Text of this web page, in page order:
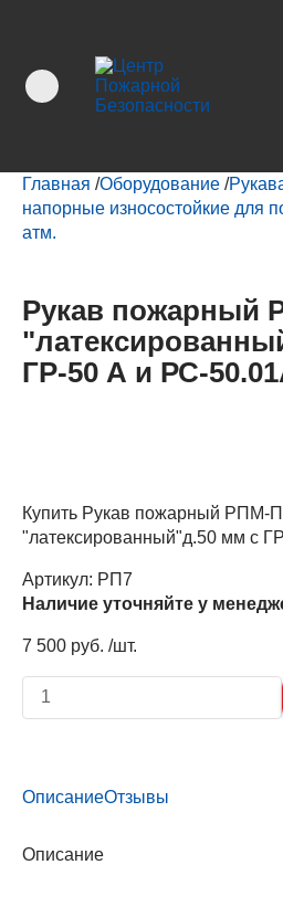
Главная /Оборудование /
напорные износостойкие для
атм.
Рукав пожарный
ГР-50 А и РС-
Купить Рукав пожарный РПМ-
"латексированный"д.50 мм с
Артикул: РП7
Наличие уточняйте у
7 500 руб. /шт.
ОписаниеОтзывы
Описание